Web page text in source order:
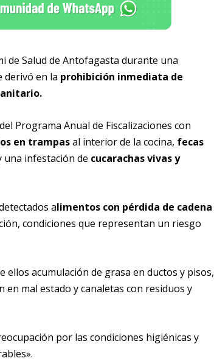
de Salud de Antofagasta durante una
derivó en la prohibición inmediata de
Programa Anual de Fiscalizaciones con
en trampasal interior de la cocina, fecas
infestación de cucarachas vivas y
alimentos con pérdida de cadena
condiciones que representan un riesgo
ellos acumulación de grasa en ductos y pisos,
mal estado y canaletas con residuos y
por las condiciones higiénicas y